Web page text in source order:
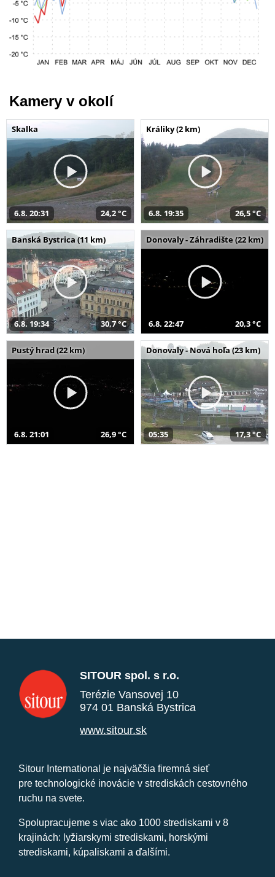
Kamery v okolí
Skalka
6.8. 20:31 24,2 °C
Králiky (2 km)
6.8. 19:35 26,5 °C
Banská Bystrica (11 km)
6.8. 19:34 30,7 °C
Donovaly - Záhradište (22 km)
6.8. 22:47 20,3 °C
Pustý hrad (22 km)
6.8. 21:01 26,9 °C
Donovaly - Nová hoľa (23 km)
05:35 17,3 °C
SITOUR spol. s r.o.
Terézie Vansovej 10
974 01 Banská Bystrica
www.sitour.sk
Sitour International je najväčšia firemná sieť
pre technologické inovácie v strediskách cestovného
ruchu na svete.
Spolupracujeme s viac ako 1000 strediskami v 8
krajinách: lyžiarskymi strediskami, horskými
strediskami, kúpaliskami a ďalšími.